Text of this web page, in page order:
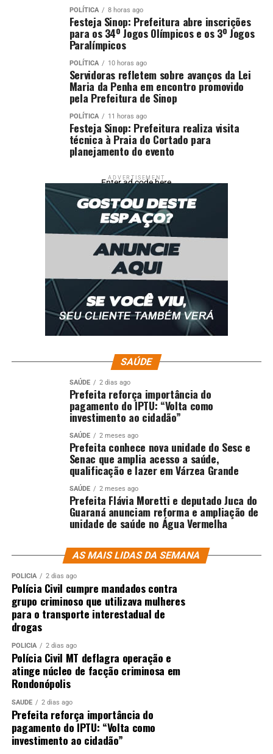
POLÍTICA 8 horas ago
Festeja Sinop: Prefeitura abre inscrições
para os 34º Jogos Olímpicos e os 3º Jogos
Paralímpicos
POLÍTICA 10 horas ago
Servidoras refletem sobre avanços da Lei
Maria da Penha em encontro promovido
pela Prefeitura de Sinop
POLÍTICA 11 horas ago
Festeja Sinop: Prefeitura realiza visita
técnica à Praia do Cortado para
planejamento do evento
ADVERTISEMENT
Enter ad code here
SAÚDE
SAÚDE 2 dias ago
Prefeita reforça importância do
pagamento do IPTU: “Volta como
investimento ao cidadão”
SAÚDE 2 meses ago
Prefeita conhece nova unidade do Sesc e
Senac que amplia acesso a saúde,
qualificação e lazer em Várzea Grande
SAÚDE 2 meses ago
Prefeita Flávia Moretti e deputado Juca do
Guaraná anunciam reforma e ampliação de
unidade de saúde no Água Vermelha
AS MAIS LIDAS DA SEMANA
POLÍCIA 2 dias ago
Polícia Civil cumpre mandados contra
grupo criminoso que utilizava mulheres
para o transporte interestadual de
drogas
POLÍCIA 2 dias ago
Polícia Civil MT deflagra operação e
atinge núcleo de facção criminosa em
Rondonópolis
SAÚDE 2 dias ago
Prefeita reforça importância do
pagamento do IPTU: “Volta como
investimento ao cidadão”